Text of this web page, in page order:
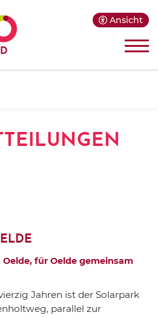
Ansicht
für Oelde gemeinsam
Jahren ist der Solarpark
parallel zur